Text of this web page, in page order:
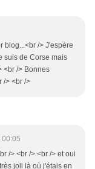
blog...<br /> J'espère
suis de Corse mais
<br /> Bonnes
/> <br />
00:05
/> <br /> <br /> et oui
joli là où j'étais en